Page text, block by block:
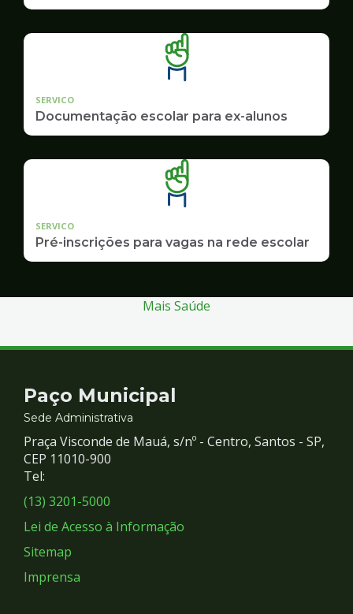
SERVICO
Documentação escolar para ex-alunos
SERVICO
Pré-inscrições para vagas na rede escolar
Mais Saúde
Contato
e
Redes
Sociais
Paço Municipal
Sede Administrativa
Praça Visconde de Mauá, s/nº - Centro, Santos - SP,
CEP 11010-900
Tel:
(13) 3201-5000
Lei de Acesso à Informação
Sitemap
Imprensa